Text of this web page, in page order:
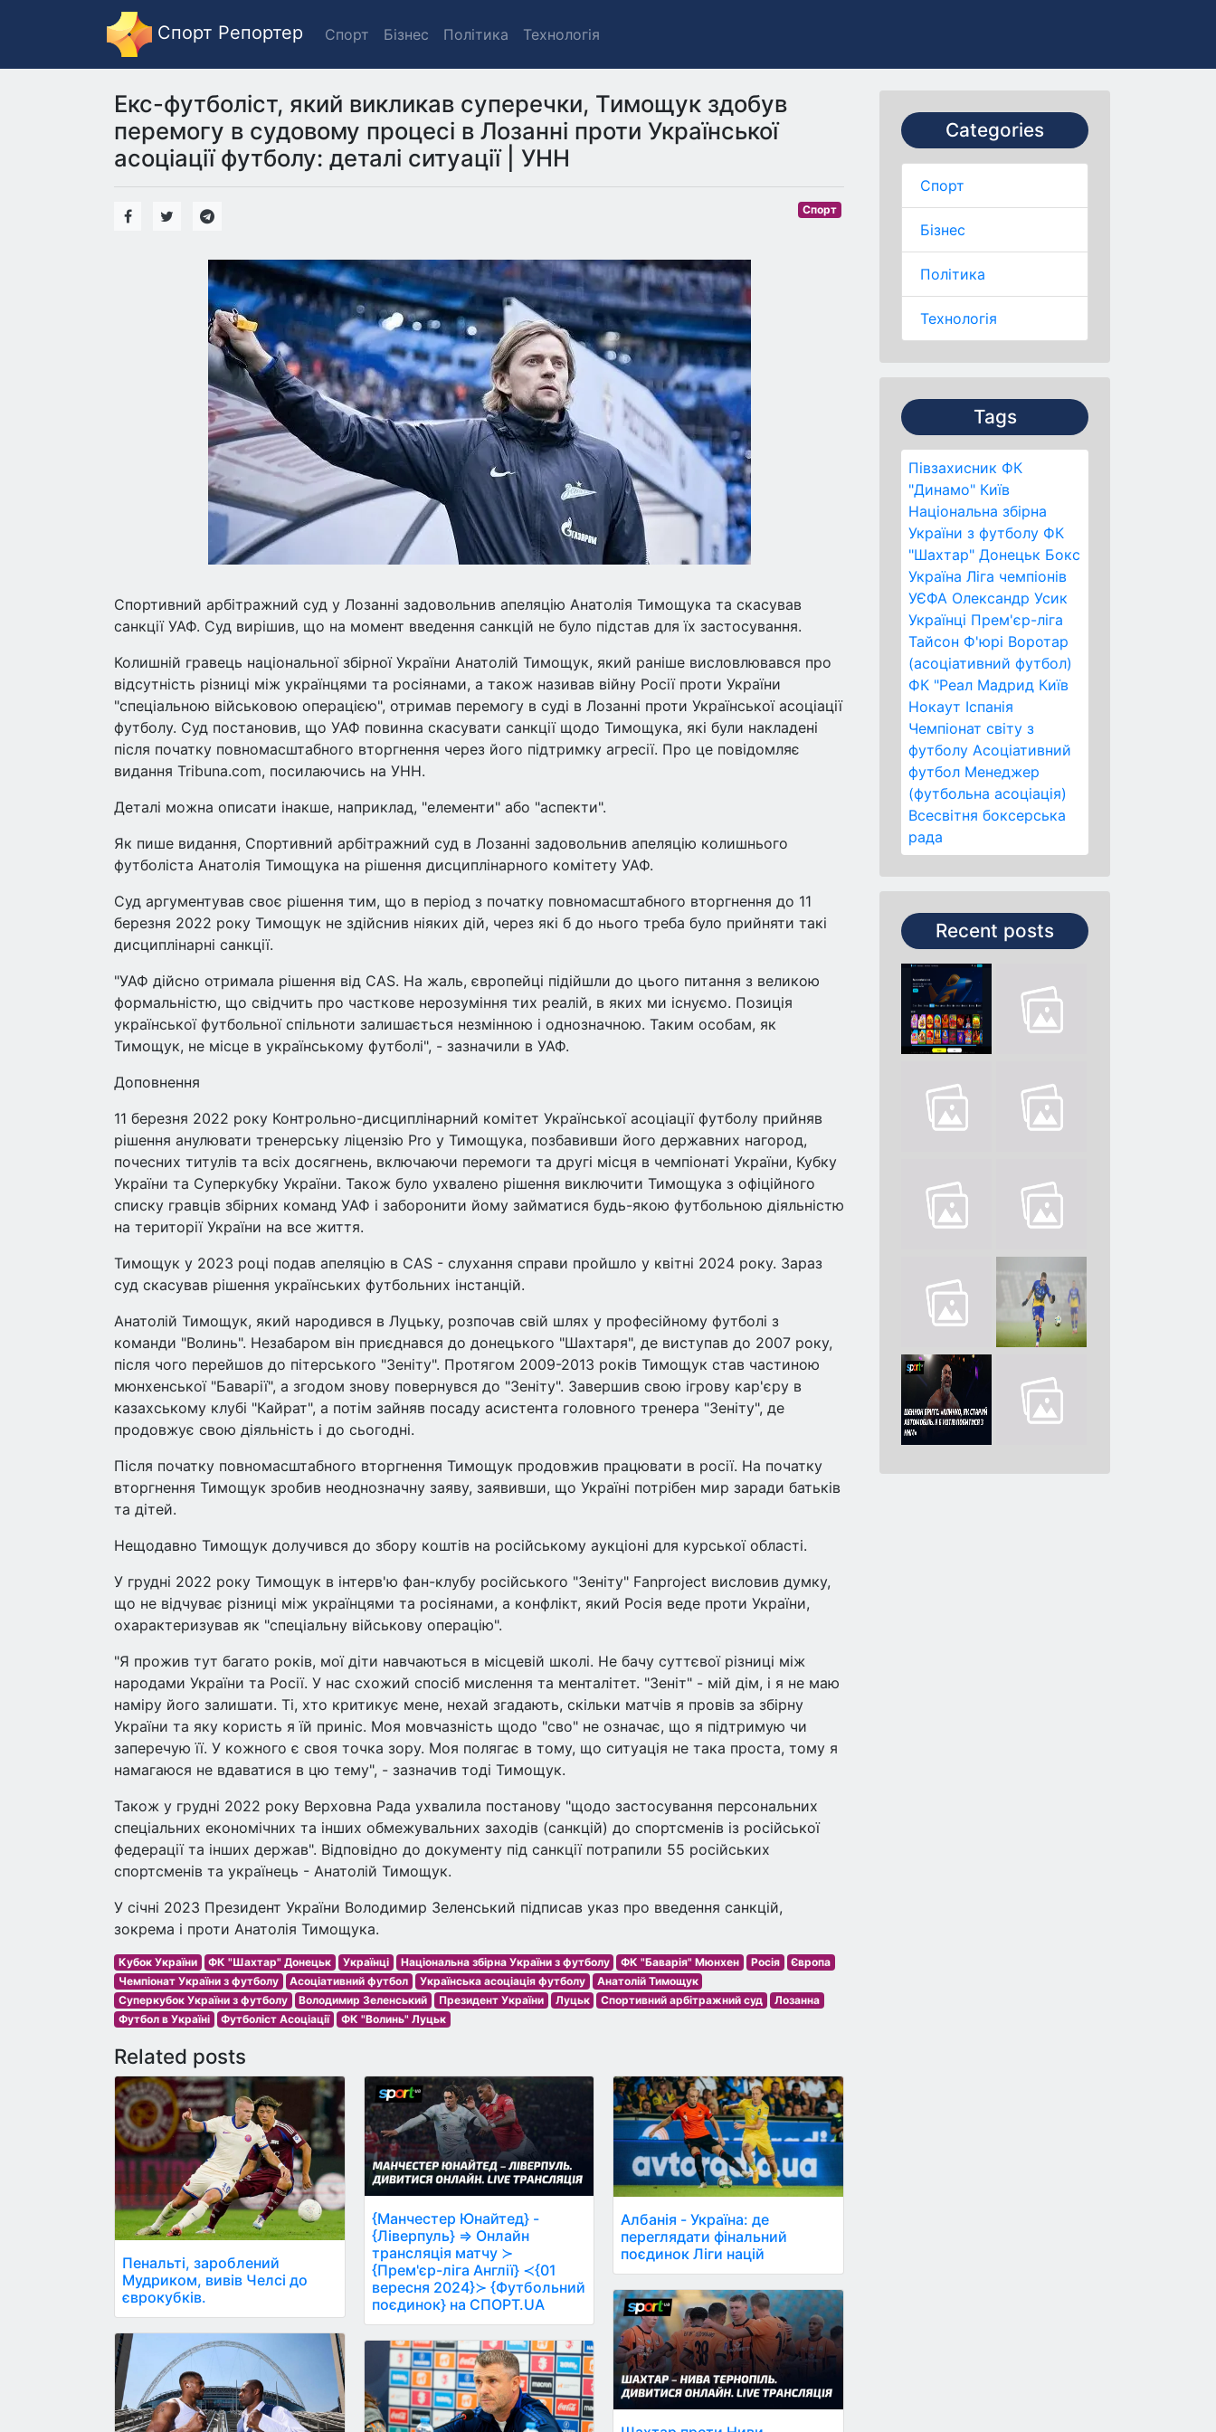
Спорт Репортер Спорт Бізнес Політика Технологія
Categories
Спорт
Бізнес
Політика
Технологія
Tags
Півзахисник ФК
"Динамо" Київ
Національна збірна
України з футболу ФК
"Шахтар" Донецьк Бокс
Україна Ліга чемпіонів
УЄФА Олександр Усик
Українці Прем'єр-ліга
Тайсон Ф'юрі Воротар
(асоціативний футбол)
ФК "Реал Мадрид Київ
Нокаут Іспанія
Чемпіонат світу з
футболу Асоціативний
футбол Менеджер
(футбольна асоціація)
Всесвітня боксерська
рада
Recent posts
Екс-футболіст, який викликав суперечки, Тимощук здобув
перемогу в судовому процесі в Лозанні проти Української
асоціації футболу: деталі ситуації | УНН
Спорт
Спортивний арбітражний суд у Лозанні задовольнив апеляцію Анатолія Тимощука та скасував
санкції УАФ. Суд вирішив, що на момент введення санкцій не було підстав для їх застосування.
Колишній гравець національної збірної України Анатолій Тимощук, який раніше висловлювався про
відсутність різниці між українцями та росіянами, а також називав війну Росії проти України
"спеціальною військовою операцією", отримав перемогу в суді в Лозанні проти Української асоціації
футболу. Суд постановив, що УАФ повинна скасувати санкції щодо Тимощука, які були накладені
після початку повномасштабного вторгнення через його підтримку агресії. Про це повідомляє
видання Tribuna.com, посилаючись на УНН.
Деталі можна описати інакше, наприклад, "елементи" або "аспекти".
Як пише видання, Спортивний арбітражний суд в Лозанні задовольнив апеляцію колишнього
футболіста Анатолія Тимощука на рішення дисциплінарного комітету УАФ.
Суд аргументував своє рішення тим, що в період з початку повномасштабного вторгнення до 11
березня 2022 року Тимощук не здійснив ніяких дій, через які б до нього треба було прийняти такі
дисциплінарні санкції.
"УАФ дійсно отримала рішення від CAS. На жаль, європейці підійшли до цього питання з великою
формальністю, що свідчить про часткове нерозуміння тих реалій, в яких ми існуємо. Позиція
української футбольної спільноти залишається незмінною і однозначною. Таким особам, як
Тимощук, не місце в українському футболі", - зазначили в УАФ.
Доповнення
11 березня 2022 року Контрольно-дисциплінарний комітет Української асоціації футболу прийняв
рішення анулювати тренерську ліцензію Pro у Тимощука, позбавивши його державних нагород,
почесних титулів та всіх досягнень, включаючи перемоги та другі місця в чемпіонаті України, Кубку
України та Суперкубку України. Також було ухвалено рішення виключити Тимощука з офіційного
списку гравців збірних команд УАФ і заборонити йому займатися будь-якою футбольною діяльністю
на території України на все життя.
Тимощук у 2023 році подав апеляцію в CAS - слухання справи пройшло у квітні 2024 року. Зараз
суд скасував рішення українських футбольних інстанцій.
Анатолій Тимощук, який народився в Луцьку, розпочав свій шлях у професійному футболі з
команди "Волинь". Незабаром він приєднався до донецького "Шахтаря", де виступав до 2007 року,
після чого перейшов до пітерського "Зеніту". Протягом 2009-2013 років Тимощук став частиною
мюнхенської "Баварії", а згодом знову повернувся до "Зеніту". Завершив свою ігрову кар'єру в
казахському клубі "Кайрат", а потім зайняв посаду асистента головного тренера "Зеніту", де
продовжує свою діяльність і до сьогодні.
Після початку повномасштабного вторгнення Тимощук продовжив працювати в росії. На початку
вторгнення Тимощук зробив неоднозначну заяву, заявивши, що Україні потрібен мир заради батьків
та дітей.
Нещодавно Тимощук долучився до збору коштів на російському аукціоні для курської області.
У грудні 2022 року Тимощук в інтерв'ю фан-клубу російського "Зеніту" Fanproject висловив думку,
що не відчуває різниці між українцями та росіянами, а конфлікт, який Росія веде проти України,
охарактеризував як "спеціальну військову операцію".
"Я прожив тут багато років, мої діти навчаються в місцевій школі. Не бачу суттєвої різниці між
народами України та Росії. У нас схожий спосіб мислення та менталітет. "Зеніт" - мій дім, і я не маю
наміру його залишати. Ті, хто критикує мене, нехай згадають, скільки матчів я провів за збірну
України та яку користь я їй приніс. Моя мовчазність щодо "сво" не означає, що я підтримую чи
заперечую її. У кожного є своя точка зору. Моя полягає в тому, що ситуація не така проста, тому я
намагаюся не вдаватися в цю тему", - зазначив тоді Тимощук.
Також у грудні 2022 року Верховна Рада ухвалила постанову "щодо застосування персональних
спеціальних економічних та інших обмежувальних заходів (санкцій) до спортсменів із російської
федерації та інших держав". Відповідно до документу під санкції потрапили 55 російських
спортсменів та українець - Анатолій Тимощук.
У січні 2023 Президент України Володимир Зеленський підписав указ про введення санкцій,
зокрема і проти Анатолія Тимощука.
Кубок України ФК "Шахтар" Донецьк Українці Національна збірна України з футболу ФК "Баварія" Мюнхен Росія
Європа
Чемпіонат України з футболу
Асоціативний футбол Українська асоціація футболу
Анатолій Тимощук
Суперкубок України з футболу
Володимир Зеленський Президент України Луцьк Спортивний арбітражний суд
Лозанна
Футбол в Україні
Футболіст Асоціації ФК "Волинь" Луцьк
Related posts
Пенальті, зароблений
Мудриком, вивів Челсі до
єврокубків.
{Манчестер Юнайтед} -
{Ліверпуль} ⇒ Онлайн
трансляція матчу ≻
{Прем'єр-ліга Англії} ≺{01
вересня 2024}≻ {Футбольний
поєдинок} на СПОРТ.UA
Албанія - Україна: де
переглядати фінальний
поєдинок Ліги націй